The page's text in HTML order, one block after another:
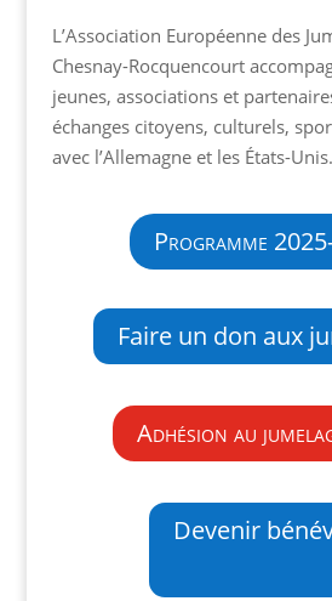
L’Association Européenne des
Chesnay-Rocquencourt
jeunes, associations et
échanges citoyens, culturels,
avec l’Allemagne et les États-Unis.
Programme
Faire un don aux
Adhésion au
Devenir